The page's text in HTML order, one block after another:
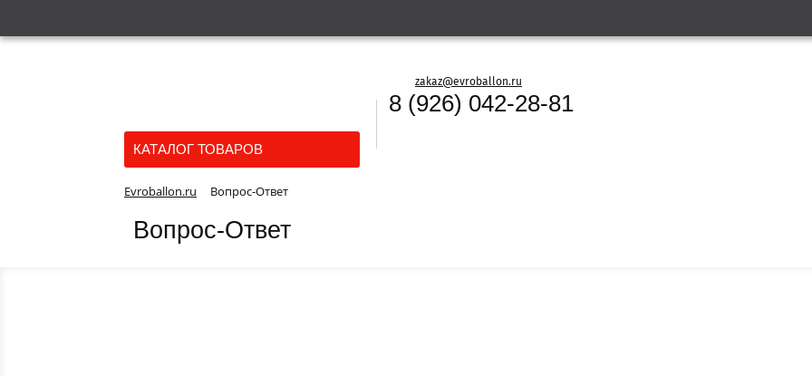
zakaz@evroballon.ru
8 (926) 042-28-81
КАТАЛОГ ТОВАРОВ
Evroballon.ru Вопрос-Ответ
Вопрос-Ответ